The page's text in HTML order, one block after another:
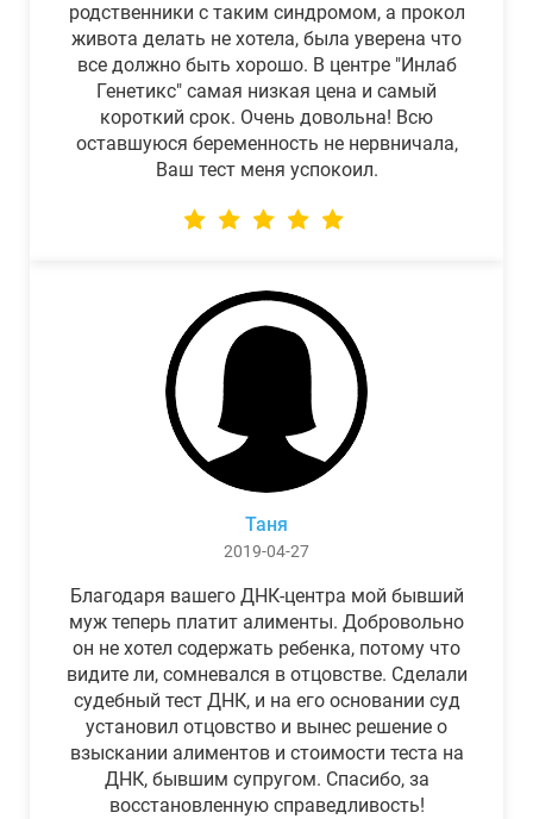
родственники с таким синдромом, а прокол
живота делать не хотела, была уверена что
все должно быть хорошо. В центре "Инлаб
Генетикс" самая низкая цена и самый
короткий срок. Очень довольна! Всю
оставшуюся беременность не нервничала,
Ваш тест меня успокоил.
Таня
2019-04-27
Благодаря вашего ДНК-центра мой бывший
муж теперь платит алименты. Добровольно
он не хотел содержать ребенка, потому что
видите ли, сомневался в отцовстве. Сделали
судебный тест ДНК, и на его основании суд
установил отцовство и вынес решение о
взыскании алиментов и стоимости теста на
ДНК, бывшим супругом. Спасибо, за
восстановленную справедливость!